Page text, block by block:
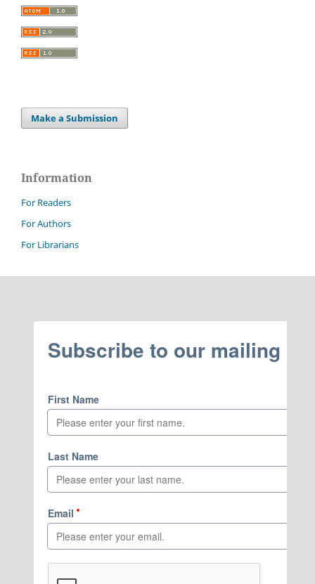
Make a Submission
Information
For Readers
For Authors
For Librarians